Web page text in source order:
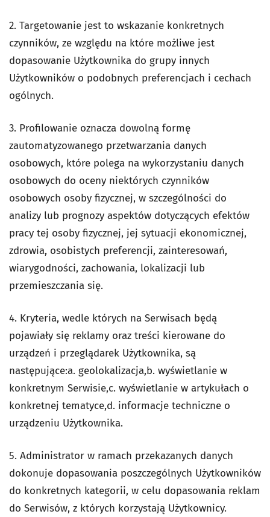
2. Targetowanie jest to wskazanie konkretnych
czynników, ze względu na które możliwe jest
dopasowanie Użytkownika do grupy innych
Użytkowników o podobnych preferencjach i cechach
ogólnych.
3. Profilowanie oznacza dowolną formę
zautomatyzowanego przetwarzania danych
osobowych, które polega na wykorzystaniu danych
osobowych do oceny niektórych czynników
osobowych osoby fizycznej, w szczególności do
analizy lub prognozy aspektów dotyczących efektów
pracy tej osoby fizycznej, jej sytuacji ekonomicznej,
zdrowia, osobistych preferencji, zainteresowań,
wiarygodności, zachowania, lokalizacji lub
przemieszczania się.
4. Kryteria, wedle których na Serwisach będą
pojawiały się reklamy oraz treści kierowane do
urządzeń i przeglądarek Użytkownika, są
następujące:a. geolokalizacja,b. wyświetlanie w
konkretnym Serwisie,c. wyświetlanie w artykułach o
konkretnej tematyce,d. informacje techniczne o
urządzeniu Użytkownika.
5. Administrator w ramach przekazanych danych
dokonuje dopasowania poszczególnych Użytkowników
do konkretnych kategorii, w celu dopasowania reklam
do Serwisów, z których korzystają Użytkownicy.